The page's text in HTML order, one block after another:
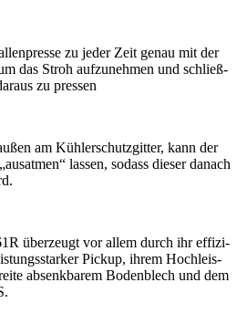
zu jeder Zeit genau mit der
das Stroh aufzu­nehmen und schließ­
zu pressen
am Kühler­schutz­gitter, kann der
lassen, sodass dieser danach
über­zeugt vor allem durch ihr effi­zi­
Pickup, ihrem Hoch­leis­
absenk­barem Boden­blech und dem